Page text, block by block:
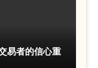
易者的信心重